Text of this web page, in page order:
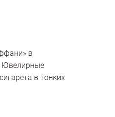
в
Ювелирные
в тонких